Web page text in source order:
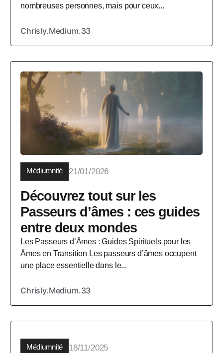
nombreuses personnes, mais pour ceux...
Chrisly.Medium.33
Médiumnité 21/01/2026
Découvrez tout sur les
Passeurs d’âmes : ces guides
entre deux mondes
Les Passeurs d’Âmes : Guides Spirituels pour les
Âmes en Transition Les passeurs d’âmes occupent
une place essentielle dans le...
Chrisly.Medium.33
Médiumnité 18/11/2025